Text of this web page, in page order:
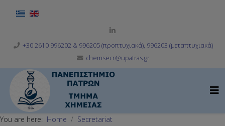
Select your language
+30 2610 996202 & 996205 (προπτυχιακά), 996203 (μεταπτυχιακά)
chemsecr@upatras.gr
You are here: Home
Secretariat